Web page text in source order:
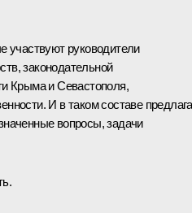
участвуют руководители
законодательной
Крыма и Севастополя,
И в таком составе
вопросы, задачи